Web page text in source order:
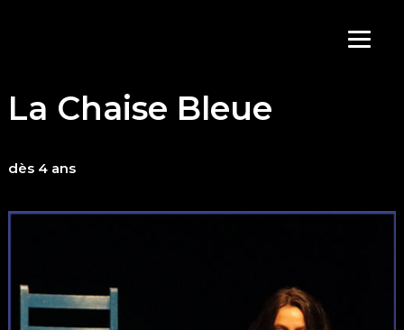
La Chaise Bleue
dès 4 ans